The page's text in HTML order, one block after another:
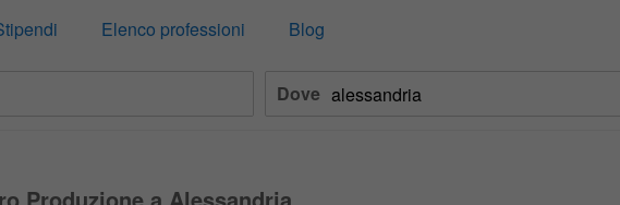
Elenco professioni Blog
Dove